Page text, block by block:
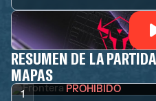
RESUMEN DE LA PARTIDA
MAPAS
1 PROHIBIDO